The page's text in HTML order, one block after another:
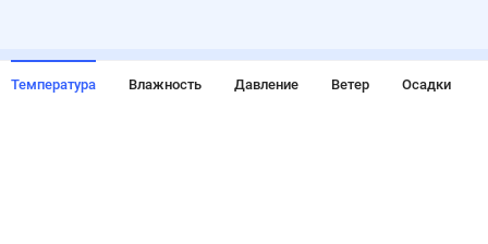
Температура Влажность Давление Ветер Осадки